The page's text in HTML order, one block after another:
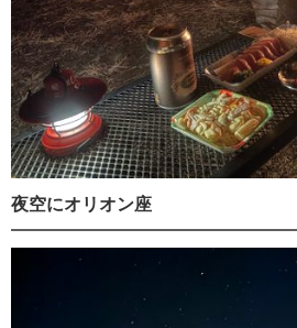
夜空にオリオン座